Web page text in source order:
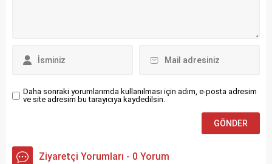
Daha sonraki yorumlarımda kullanılması için adım, e-posta adresim
ve site adresim bu tarayıcıya kaydedilsin.
Ziyaretçi Yorumları - 0 Yorum